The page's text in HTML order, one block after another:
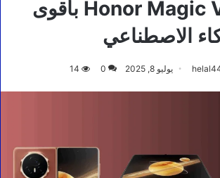
للطي | Honor Magic V5 بأقوى
الاصطناعي
يوليو 8, 2025 0
14